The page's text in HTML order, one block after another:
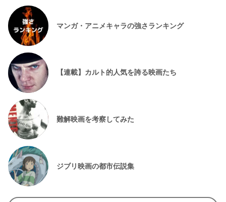
マンガ・アニメキャラの強さランキング
【連載】カルト的人気を誇る映画たち
難解映画を考察してみた
ジブリ映画の都市伝説集